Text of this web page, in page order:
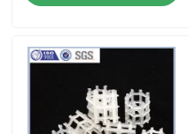
PSA-Molekularsiet
Molekulare Siebe Zeolith